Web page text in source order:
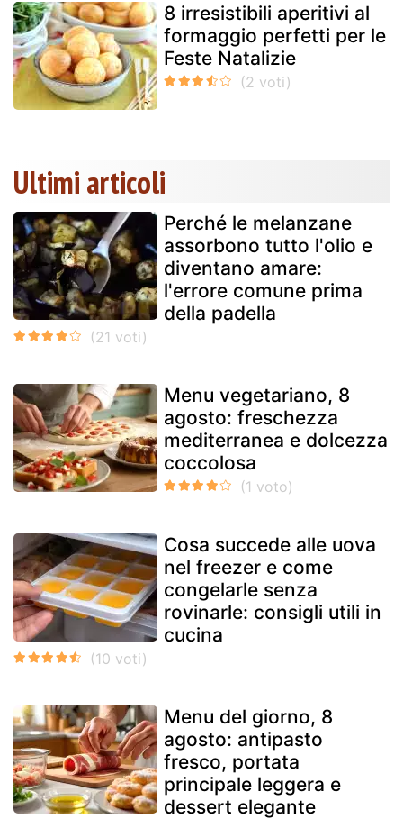
8 irresistibili aperitivi al
formaggio perfetti per le
Feste Natalizie
Ultimi articoli
Perché le melanzane
assorbono tutto l'olio e
diventano amare:
l'errore comune prima
della padella
Menu vegetariano, 8
agosto: freschezza
mediterranea e dolcezza
coccolosa
Cosa succede alle uova
nel freezer e come
congelarle senza
rovinarle: consigli utili in
cucina
Menu del giorno, 8
agosto: antipasto
fresco, portata
principale leggera e
dessert elegante